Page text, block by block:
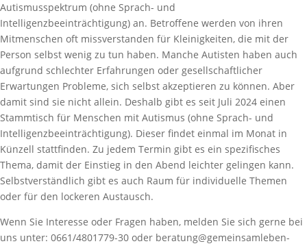
Autismusspektrum (ohne Sprach- und
Intelligenzbeeinträchtigung) an. Betroffene werden von ihren
Mitmenschen oft missverstanden für Kleinigkeiten, die mit der
Person selbst wenig zu tun haben. Manche Autisten haben auch
aufgrund schlechter Erfahrungen oder gesellschaftlicher
Erwartungen Probleme, sich selbst akzeptieren zu können. Aber
damit sind sie nicht allein. Deshalb gibt es seit Juli 2024 einen
Stammtisch für Menschen mit Autismus (ohne Sprach- und
Intelligenzbeeinträchtigung). Dieser findet einmal im Monat in
Künzell stattfinden. Zu jedem Termin gibt es ein spezifisches
Thema, damit der Einstieg in den Abend leichter gelingen kann.
Selbstverständlich gibt es auch Raum für individuelle Themen
oder für den lockeren Austausch.
Wenn Sie Interesse oder Fragen haben, melden Sie sich gerne bei
uns unter: 0661/4801779-30 oder beratung@gemeinsamleben-